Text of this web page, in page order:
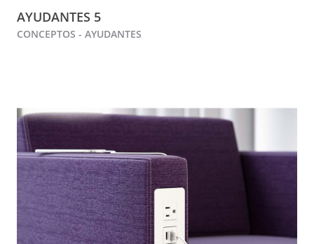
AYUDANTES 5
CONCEPTOS - AYUDANTES